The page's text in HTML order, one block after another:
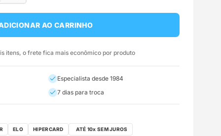
AO CARRINHO
itens, o frete fica mais econômico por produto
Especialista desde 1984
7 dias para troca
ELO HIPERCARD